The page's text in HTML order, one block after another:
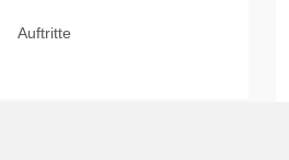
Auftritte